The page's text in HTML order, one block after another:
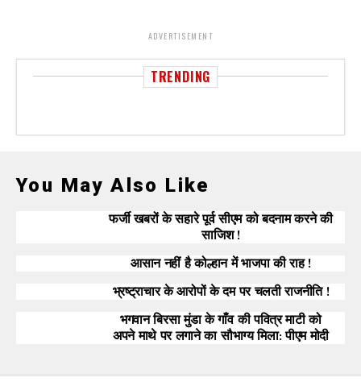
ADVERTISEMENT
TRENDING
You May Also Like
फर्जी खबरों के सहारे पूर्व सीएम को बदनाम करने की
साजिश !
आसान नहीं है कोल्हान में भाजपा की राह !
भ्रष्ट्राचार के आरोपों के दम पर चलती राजनीति !
भगवान बिरसा मुंडा के गाँव की पवित्र माटी को
अपने माथे पर लगाने का सौभाग्य मिला: पीएम मोदी